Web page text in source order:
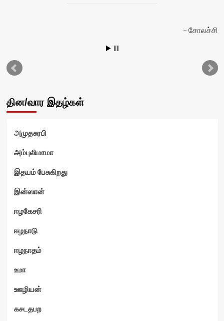
சோலச்சி
தின/வார இதழ்கள்
அமுதசுரபி
அம்புலிமாமா
இதயம் பேசுகிறது
இன்ஸான்
ஈழகேசரி
ஈழநாடு
ஈழநாதம்
உமா
ஊழியன்
கசடதபற